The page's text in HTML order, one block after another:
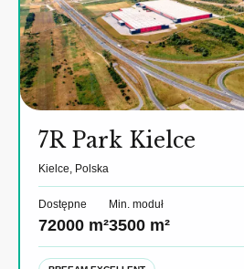
7R Park Kielce
Kielce, Polska
Dostępne
72000 m²
Min. moduł
3500 m²